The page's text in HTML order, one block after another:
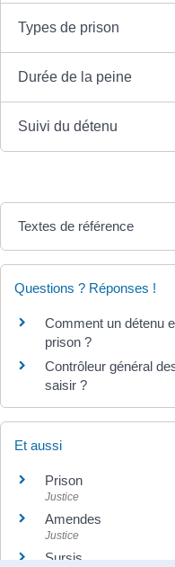
Types de prison
Durée de la peine
Suivi du détenu
Textes de référence
Questions ? Réponses !
Comment un détenu
prison ?
Contrôleur général
saisir ?
Et aussi
Prison
Justice
Amendes
Justice
Sursis